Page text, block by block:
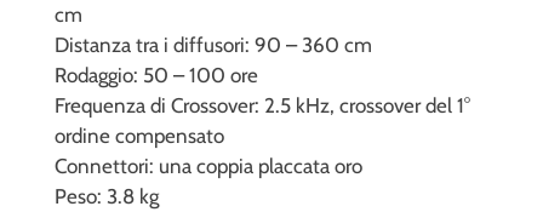
cm
Distanza tra i diffusori: 90 – 360 cm
Rodaggio: 50 – 100 ore
Frequenza di Crossover: 2.5 kHz, crossover del 1°
ordine compensato
Connettori: una coppia placcata oro
Peso: 3.8 kg